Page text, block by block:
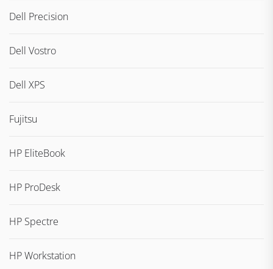
Dell Precision
Dell Vostro
Dell XPS
Fujitsu
HP EliteBook
HP ProDesk
HP Spectre
HP Workstation